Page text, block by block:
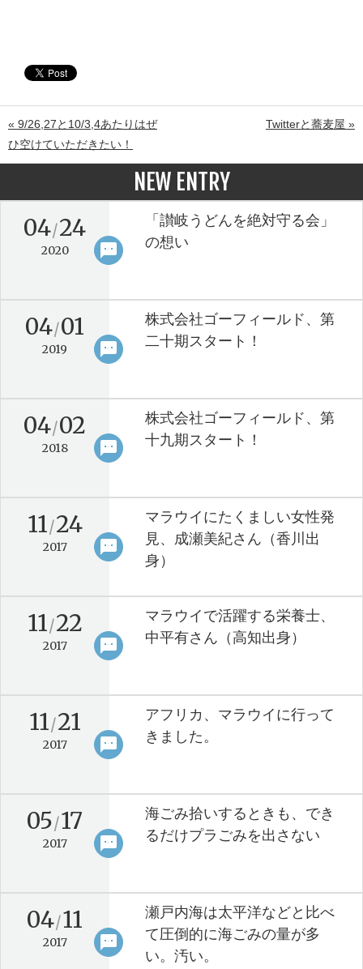
« 9/26,27と10/3,4あたりはぜ
ひ空けていただきたい！
Twitterと蕎麦屋 »
NEW ENTRY
sms
04/24
2020
「讃岐うどんを絶対守る会」
の想い
keyboard_arrow_right
sms
04/01
2019
株式会社ゴーフィールド、第
二十期スタート！
keyboard_arrow_right
sms
04/02
2018
株式会社ゴーフィールド、第
十九期スタート！
keyboard_arrow_right
sms
11/24
2017
マラウイにたくましい女性発
見、成瀬美紀さん（香川出
身）
keyboard_arrow_right
sms
11/22
2017
マラウイで活躍する栄養士、
中平有さん（高知出身）
keyboard_arrow_right
sms
11/21
2017
アフリカ、マラウイに行って
きました。
keyboard_arrow_right
sms
05/17
2017
海ごみ拾いするときも、でき
るだけプラごみを出さない
keyboard_arrow_right
sms
04/11
2017
瀬戸内海は太平洋などと比べ
て圧倒的に海ごみの量が多
い。汚い。
keyboard_arrow_right